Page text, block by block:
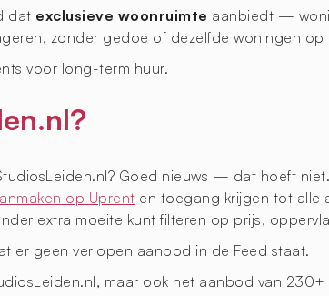
dat exclusieve woonruimte aanbiedt —
zonder gedoe of dezelfde woningen
voor long-term huur.
Goed nieuws — dat hoeft
op Uprent en toegang krijgen tot alle
extra moeite kunt filteren op prijs,
er geen verlopen aanbod in de Feed staat.
maar ook het aanbod van